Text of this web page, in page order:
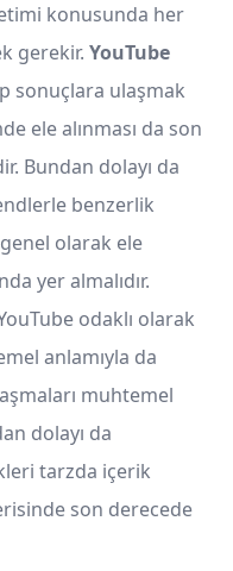
konusunda her
gerekir. YouTube
sonuçlara ulaşmak
ele alınması da son
Bundan dolayı da
benzerlik
olarak ele
yer almalıdır.
odaklı olarak
anlamıyla da
muhtemel
dolayı da
tarzda içerik
son derecede